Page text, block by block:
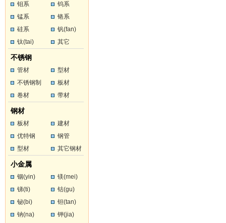
钼系
钨系
锰系
铬系
硅系
钒(fan)
钛(tai)
其它
不锈钢
管材
型材
不锈钢制
品
板材
卷材
带材
钢材
板材
建材
优特钢
钢管
型材
其它钢材
小金属
铟(yin)
镁(mei)
锑(ti)
钴(gu)
铋(bi)
钽(tan)
钠(na)
钾(jia)